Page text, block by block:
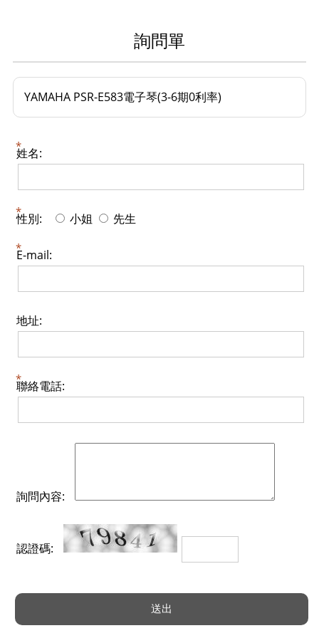
詢問單
YAMAHA PSR-E583電子琴(3-6期0利率)
姓名:
性別: 小姐 先生
E-mail:
地址:
聯絡電話:
詢問內容:
認證碼: